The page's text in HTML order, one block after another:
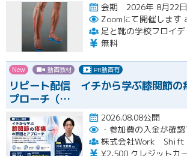
Zoomにて開催します
足と靴の学校フロイデ
無料
New 動画教材 PR動画有
リピート配信 イチから学ぶ膝関節の
プローチ（…
2026.08.08公開
株式会社Work Shift